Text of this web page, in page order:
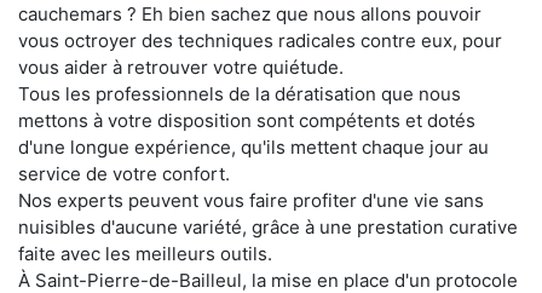
cauchemars ? Eh bien sachez que nous allons pouvoir
vous octroyer des techniques radicales contre eux, pour
vous aider à retrouver votre quiétude.
Tous les professionnels de la dératisation que nous
mettons à votre disposition sont compétents et dotés
d'une longue expérience, qu'ils mettent chaque jour au
service de votre confort.
Nos experts peuvent vous faire profiter d'une vie sans
nuisibles d'aucune variété, grâce à une prestation curative
faite avec les meilleurs outils.
À Saint-Pierre-de-Bailleul, la mise en place d'un protocole